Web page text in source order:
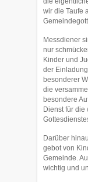
wir die Taufe
Messdiener
nur
Kinder und
der
besonderer
die
besondere
Dienst für
Darüber
gebot von
Gemeinde.
wichtig und